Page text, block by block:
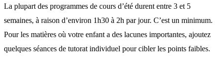
La plupart des programmes de cours d’été durent entre 3 et 5
semaines, à raison d’environ 1h30 à 2h par jour. C’est un minimum.
Pour les matières où votre enfant a des lacunes importantes, ajoutez
quelques séances de tutorat individuel pour cibler les points faibles.